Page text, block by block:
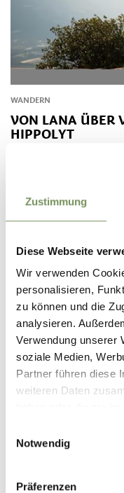
Zustimmung
Diese Webseite
Wir verwenden
personalisieren,
zu können und die
analysieren.
Verwendung unserer
soziale Medien,
Partner führen diese
weiteren Daten
Notwendig
Präferenzen
WANDERN
VON LANA ÜBER
HIPPOLYT
Mittelschwere Wanderung
MARLINGER
Töll